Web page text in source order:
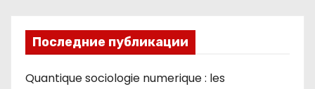
Последние публикации
Quantique sociologie numerique : les